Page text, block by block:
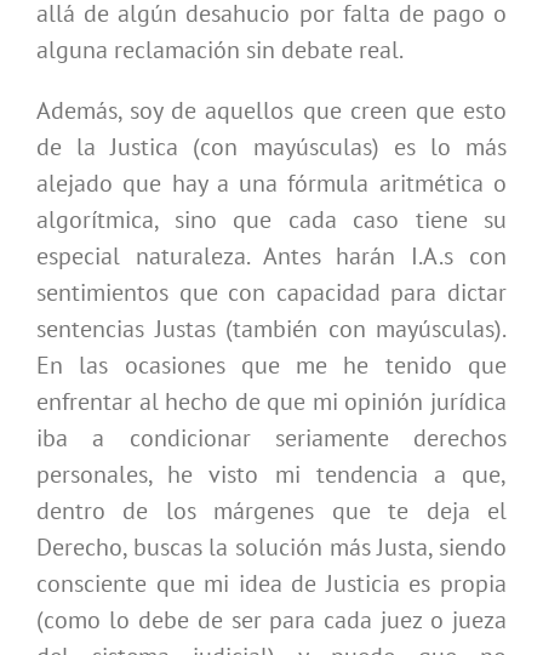
allá de algún desahucio por falta de pago o
alguna reclamación sin debate real.
Además, soy de aquellos que creen que esto
de la Justica (con mayúsculas) es lo más
alejado que hay a una fórmula aritmética o
algorítmica, sino que cada caso tiene su
especial naturaleza. Antes harán I.A.s con
sentimientos que con capacidad para dictar
sentencias Justas (también con mayúsculas).
En las ocasiones que me he tenido que
enfrentar al hecho de que mi opinión jurídica
iba a condicionar seriamente derechos
personales, he visto mi tendencia a que,
dentro de los márgenes que te deja el
Derecho, buscas la solución más Justa, siendo
consciente que mi idea de Justicia es propia
(como lo debe de ser para cada juez o jueza